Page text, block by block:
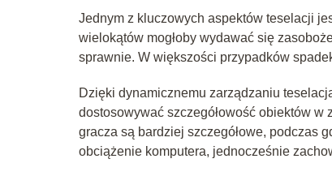
Jednym z kluczowych aspektów teselacji
wielokątów mogłoby wydawać się
sprawnie. W większości przypadków
Dzięki dynamicznemu zarządzaniu
dostosowywać szczegółowość obiektów w
gracza są bardziej szczegółowe, podczas
obciążenie komputera, jednocześnie